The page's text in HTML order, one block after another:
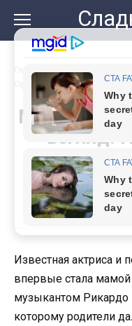
контенту
Орейро показала, как
Мамина
взгляд:
показала,
Известная актриса и
впервые стала мамой
музыкантом Рикардо
которому родители